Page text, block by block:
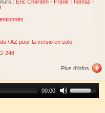
: Éric Charden - Frank Thomas -
/AZ pour la versio en solo
248
Plus d'infos
00:00
Up/Down
Arrow